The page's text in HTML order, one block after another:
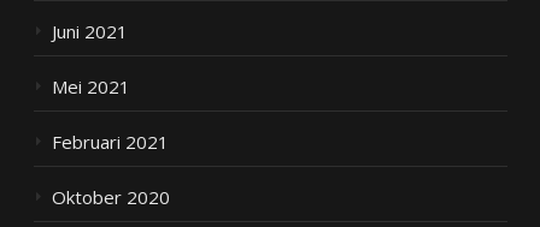
Juni 2021
Mei 2021
Februari 2021
Oktober 2020